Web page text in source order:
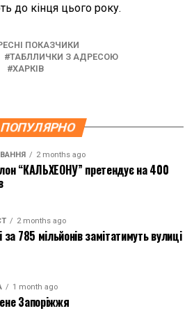
до кінця цього року.
ПОКАЗЧИКИ
ТАБЛЛИЧКИ З АДРЕСОЮ
ХАРКІВ
ПОПУЛЯРНО
2 months ago
“КАЛЬХЕОНУ” претендує на 400
2 months ago
за 785 мільйонів замітатимуть вулиці
1 month ago
Запоріжжя